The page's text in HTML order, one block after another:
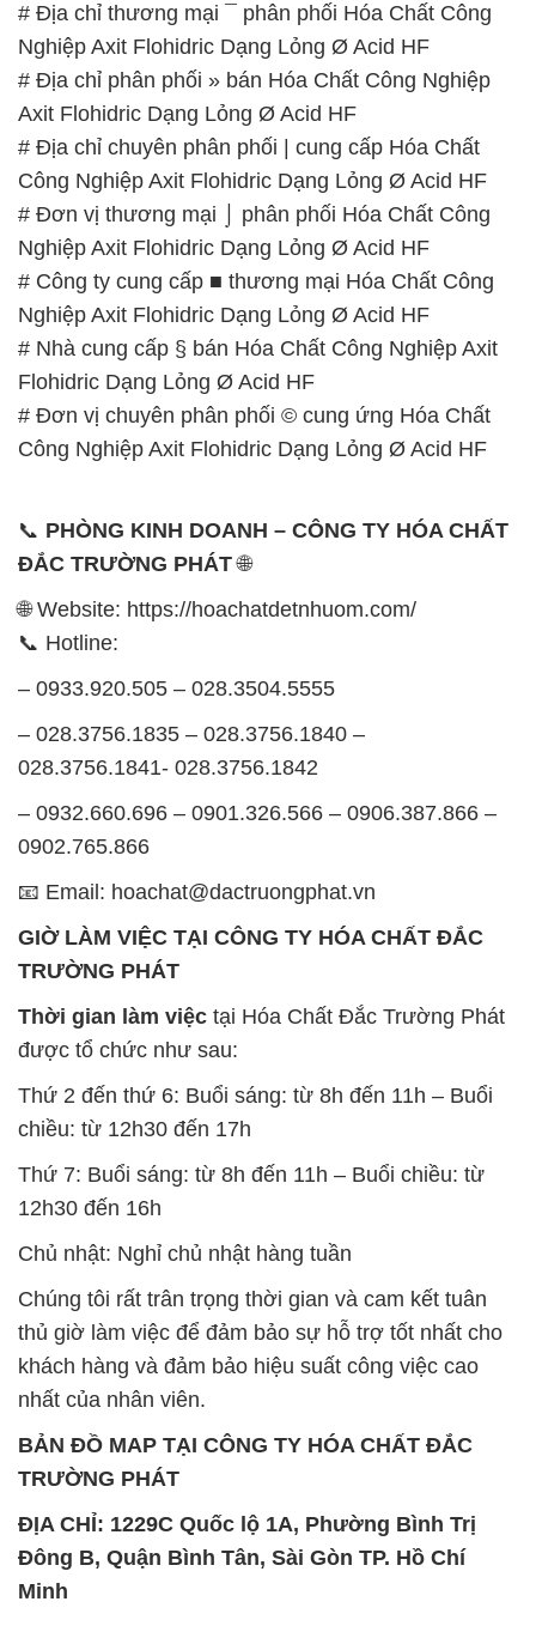
# Địa chỉ thương mại ¯ phân phối Hóa Chất Công
Nghiệp Axit Flohidric Dạng Lỏng Ø Acid HF
# Địa chỉ phân phối » bán Hóa Chất Công Nghiệp
Axit Flohidric Dạng Lỏng Ø Acid HF
# Địa chỉ chuyên phân phối | cung cấp Hóa Chất
Công Nghiệp Axit Flohidric Dạng Lỏng Ø Acid HF
# Đơn vị thương mại ⌡ phân phối Hóa Chất Công
Nghiệp Axit Flohidric Dạng Lỏng Ø Acid HF
# Công ty cung cấp ■ thương mại Hóa Chất Công
Nghiệp Axit Flohidric Dạng Lỏng Ø Acid HF
# Nhà cung cấp § bán Hóa Chất Công Nghiệp Axit
Flohidric Dạng Lỏng Ø Acid HF
# Đơn vị chuyên phân phối © cung ứng Hóa Chất
Công Nghiệp Axit Flohidric Dạng Lỏng Ø Acid HF
📞 PHÒNG KINH DOANH – CÔNG TY HÓA CHẤT
ĐẮC TRƯỜNG PHÁT🌐
🌐 Website: https://hoachatdetnhuom.com/
📞 Hotline:
– 0933.920.505 – 028.3504.5555
– 028.3756.1835 – 028.3756.1840 –
028.3756.1841- 028.3756.1842
– 0932.660.696 – 0901.326.566 – 0906.387.866 –
0902.765.866
📧 Email: hoachat@dactruongphat.vn
GIỜ LÀM VIỆC TẠI CÔNG TY HÓA CHẤT ĐẮC
TRƯỜNG PHÁT
Thời gian làm việc tại Hóa Chất Đắc Trường Phát
được tổ chức như sau:
Thứ 2 đến thứ 6: Buổi sáng: từ 8h đến 11h – Buổi
chiều: từ 12h30 đến 17h
Thứ 7: Buổi sáng: từ 8h đến 11h – Buổi chiều: từ
12h30 đến 16h
Chủ nhật: Nghỉ chủ nhật hàng tuần
Chúng tôi rất trân trọng thời gian và cam kết tuân
thủ giờ làm việc để đảm bảo sự hỗ trợ tốt nhất cho
khách hàng và đảm bảo hiệu suất công việc cao
nhất của nhân viên.
BẢN ĐỒ MAP TẠI CÔNG TY HÓA CHẤT ĐẮC
TRƯỜNG PHÁT
ĐỊA CHỈ: 1229C Quốc lộ 1A, Phường Bình Trị
Đông B, Quận Bình Tân, Sài Gòn TP. Hồ Chí
Minh